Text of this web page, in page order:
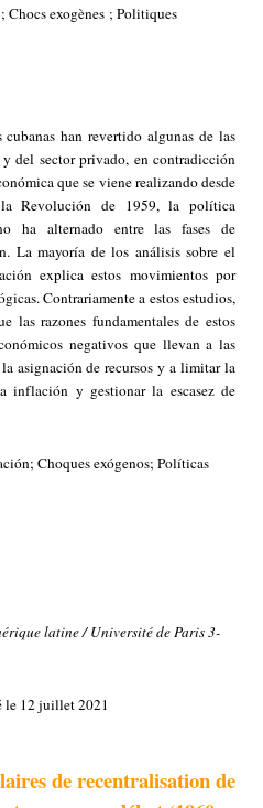
exogènes ; Politiques
han revertido algunas de las
del sector privado, en contradicción
que se viene realizando desde
Revolución de 1959, la política
ha alternado entre las fases de
La mayoría de los análisis sobre el
explica estos movimientos por
Contrariamente a estos estudios,
las razones fundamentales de estos
negativos que llevan a las
asignación de recursos y a limitar la
inflación y gestionar la escasez de
Choques exógenos; Políticas
latine / Université de Paris 3-
le 12 juillet 2021
de recentralisation de